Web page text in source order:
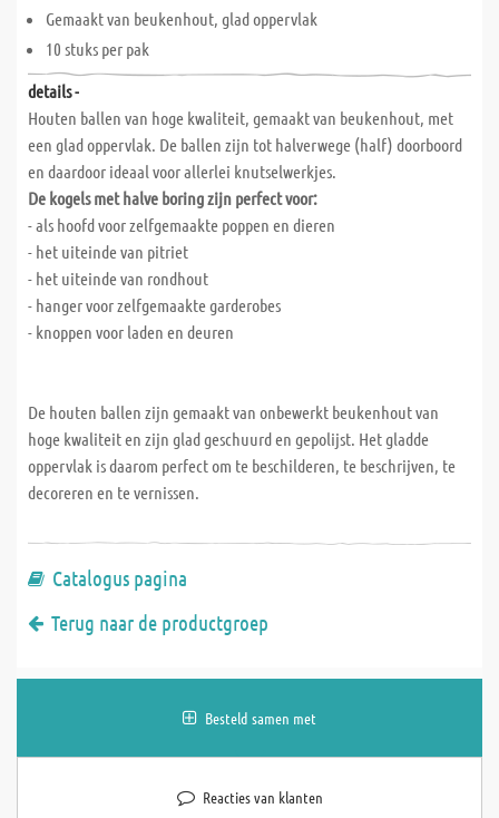
Gemaakt van beukenhout, glad oppervlak
10 stuks per pak
details -
Houten ballen van hoge kwaliteit, gemaakt van beukenhout, met
een glad oppervlak. De ballen zijn tot halverwege (half) doorboord
en daardoor ideaal voor allerlei knutselwerkjes.
De kogels met halve boring zijn perfect voor:
- als hoofd voor zelfgemaakte poppen en dieren
- het uiteinde van pitriet
- het uiteinde van rondhout
- hanger voor zelfgemaakte garderobes
- knoppen voor laden en deuren
De houten ballen zijn gemaakt van onbewerkt beukenhout van
hoge kwaliteit en zijn glad geschuurd en gepolijst. Het gladde
oppervlak is daarom perfect om te beschilderen, te beschrijven, te
decoreren en te vernissen.
Catalogus pagina
Terug naar de productgroep
Besteld samen met
Reacties van klanten